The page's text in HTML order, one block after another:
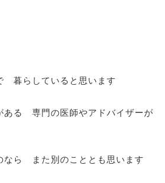
暮らしていると思います
ある 専門の医師やアドバイザーが
なら また別のこととも思います